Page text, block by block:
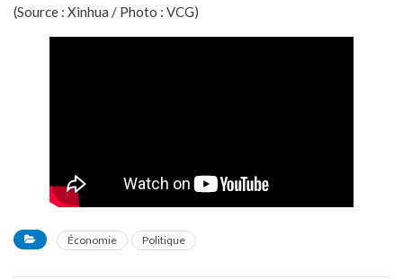
(Source : Xinhua / Photo : VCG)
Économie Politique